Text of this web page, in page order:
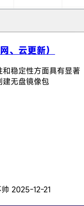
、云更新）
稳定性方面具有显著
无盘镜像包
2025-12-21